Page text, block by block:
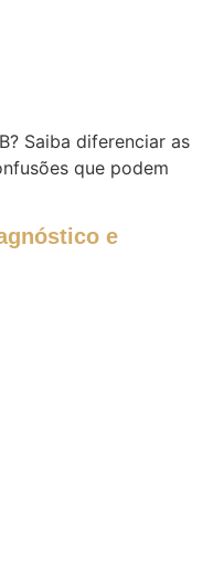
Saiba diferenciar as
que podem
e